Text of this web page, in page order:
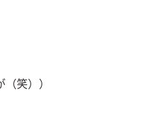
笑））